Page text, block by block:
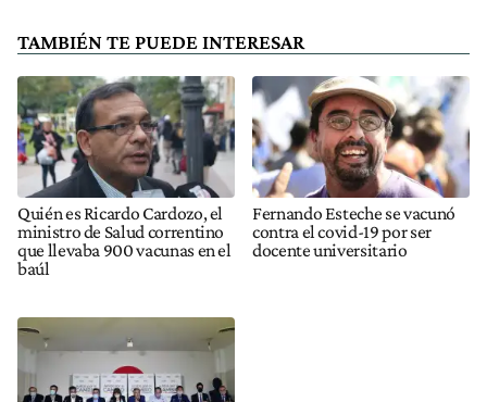
TAMBIÉN TE PUEDE INTERESAR
Quién es Ricardo Cardozo, el
ministro de Salud correntino
que llevaba 900 vacunas en el
baúl
Fernando Esteche se vacunó
contra el covid-19 por ser
docente universitario